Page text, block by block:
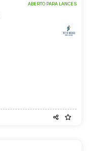
ABERTO PARA LANCES